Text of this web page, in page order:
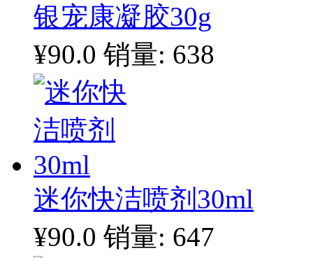
银宠康凝胶30g
¥90.0 销量: 638
迷你快洁喷剂30ml
¥90.0 销量: 647